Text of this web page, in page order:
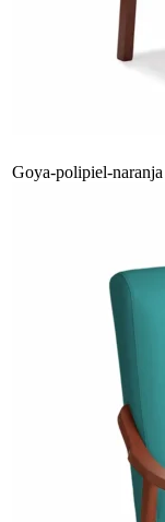
Goya-polipiel-naranja